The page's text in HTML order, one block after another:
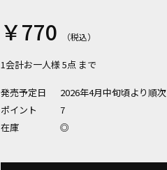
￥770
1会計お一人様 5点 まで
発売予定日
2026年4月中旬頃より順次
ポイント
7
在庫
◎